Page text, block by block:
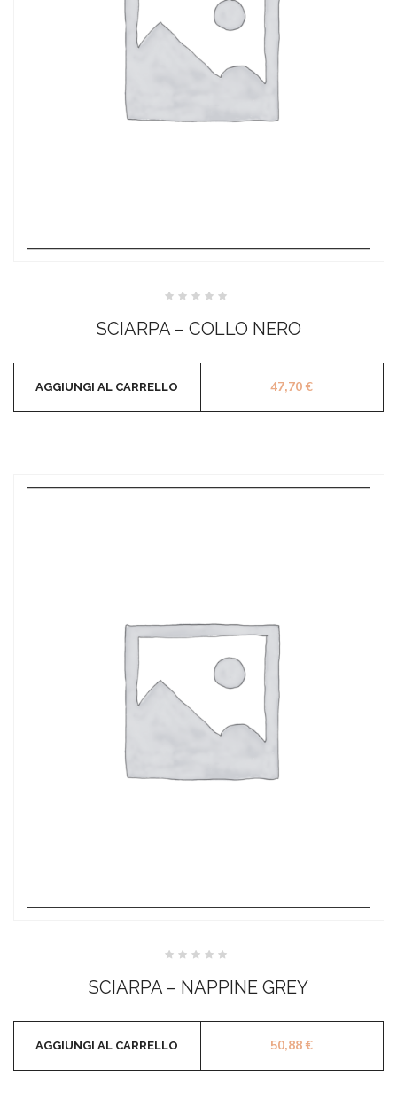
su
5
SCIARPA – COLLO NERO
47,70€
AGGIUNGI AL CARRELLO
SCIARPA – NAPPINE GREY
50,88€
AGGIUNGI AL CARRELLO